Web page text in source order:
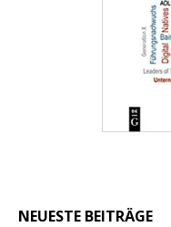
NEUESTE BEITRÄGE